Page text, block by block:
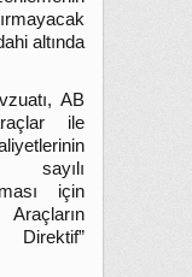
altında
AB
ile
sayılı
için
Araçların